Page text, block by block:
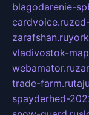
blagodarenie-
cardvoice.ru
zarafshan.ru
vladivostok-
webamator.ru
trade-farm.ru
spayderhed-